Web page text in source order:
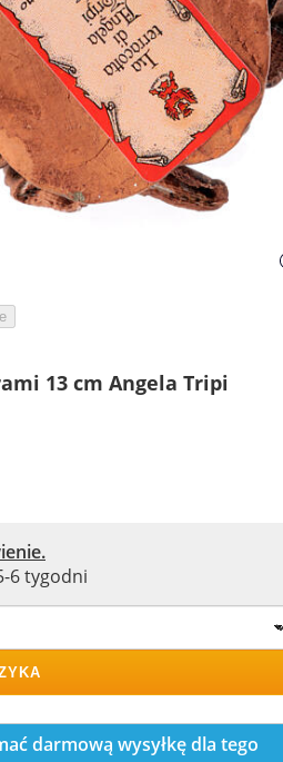
13 cm Angela Tripi
6 tygodni
darmową wysyłkę dla tego